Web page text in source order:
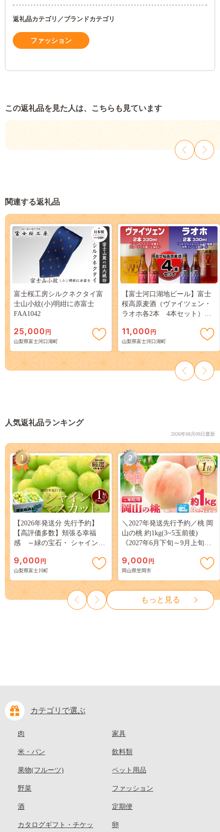
返礼品カテゴリ／ブランドカテゴリ
ファッション
この返礼品を見た人は、こちらも見ています
関連する返礼品
富士桜工房シルクネクタイ富
士山小紋(小)明紺に赤富士
FAA1042
25,000 円
山梨県富士河口湖町
【富士河口湖地ビール】富士
桜高原麦酒（ヴァイツェン・
ラオホ各2本 4本セット）
11,000 円
山梨県富士河口湖町
人気返礼品ランキング
2026年08月09日最新
1
【2026年発送分 先行予約】
【高評価多数】頬張る幸福
感 ～緑の宝石・ シャインマ
３房） フルーツ 山梨県産 果
物 くだもの シャイン マスカ
ット ぶどう ブドウ 葡萄 大粒
種なし 先行予約 富士川町
10000円 一万円 9000円 九千円
9,000 円
山梨県富士川町
2
＼2027年発送先行予約／桃 岡
山の桃 約1kg(3~5玉前後)
《2027年6月下旬～9月上旬頃
岡山 はくとう スイーツ フル
ーツ 果物 デザート 旬 モモ も
も 先行予約 送料無料 果物 岡
山県 笠岡市 清水白桃 白鳳 白
麗 クール便---
kasaoka_zsy_419_100---
9,000 円
岡山県笠岡市
もっと見る
カテゴリで選ぶ
肉
米・パン
果物(フルーツ)
野菜
酒
カタログギフト・チケッ
家具
飲料類
ペット用品
ファッション
定期便
卵